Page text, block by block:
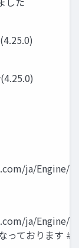
ja/Engine/
ja/Engine/
っております